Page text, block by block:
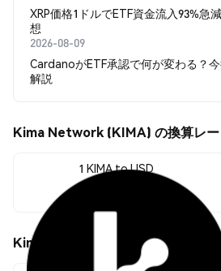
XRP価格1ドルでETF資金流入93%急
想
2026-08-09
CardanoがETF承認で何が変わる？
解説
Kima Network (KIMA) の換算レー
1 KIMA to USD
Kima Network (KIMA) の価格変動